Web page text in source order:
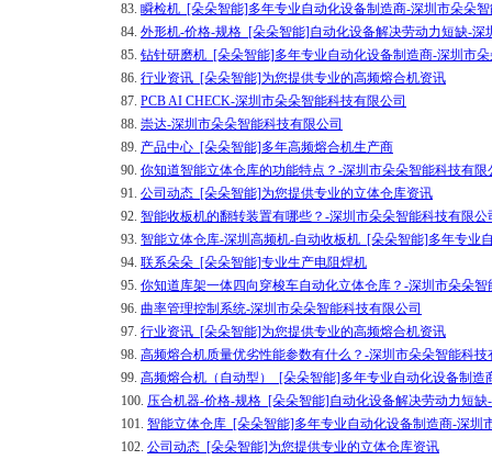
83. 瞬检机_[朵朵智能]多年专业自动化设备制造商-深圳市朵朵
84. 外形机-价格-规格_[朵朵智能]自动化设备解决劳动力短缺-深
85. 钻针研磨机_[朵朵智能]多年专业自动化设备制造商-深圳市
86. 行业资讯_[朵朵智能]为您提供专业的高频熔合机资讯
87. PCB AI CHECK-深圳市朵朵智能科技有限公司
88. 崇达-深圳市朵朵智能科技有限公司
89. 产品中心_[朵朵智能]多年高频熔合机生产商
90. 你知道智能立体仓库的功能特点？-深圳市朵朵智能科技有限
91. 公司动态_[朵朵智能]为您提供专业的立体仓库资讯
92. 智能收板机的翻转装置有哪些？-深圳市朵朵智能科技有限公
93. 智能立体仓库-深圳高频机-自动收板机_[朵朵智能]多年专业
94. 联系朵朵_[朵朵智能]专业生产电阻焊机
95. 你知道库架一体四向穿梭车自动化立体仓库？-深圳市朵朵智
96. 曲率管理控制系统-深圳市朵朵智能科技有限公司
97. 行业资讯_[朵朵智能]为您提供专业的高频熔合机资讯
98. 高频熔合机质量优劣性能参数有什么？-深圳市朵朵智能科技
99. 高频熔合机（自动型）_[朵朵智能]多年专业自动化设备制造
100. 压合机器-价格-规格_[朵朵智能]自动化设备解决劳动力短
101. 智能立体仓库_[朵朵智能]多年专业自动化设备制造商-深圳
102. 公司动态_[朵朵智能]为您提供专业的立体仓库资讯